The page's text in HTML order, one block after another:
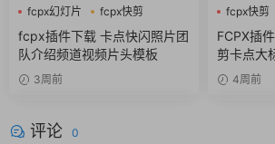
fcpx幻灯片
fcpx快剪
fcpx视频开场
fcpx插件下载 卡点快闪照片团
队介绍频道视频片头模板
3周前
fcpx快剪
fcpx视频
FCPX插
剪卡点大
4周前
评论 0